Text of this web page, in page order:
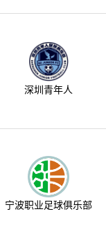
深圳青年人
宁波职业足球俱乐部